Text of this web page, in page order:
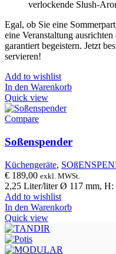
verlockende Slush-
Egal, ob Sie eine
eine Veranstaltung
garantiert begeistern. Jetzt
servieren!
Add to wishlist
In den Warenkorb
Quick view
Compare
Soßenspender
Küchengeräte,
€ 189,00 exkl. MWSt.
2,25 Liter/liter Ø 117 mm, H:
Add to wishlist
In den Warenkorb
Quick view